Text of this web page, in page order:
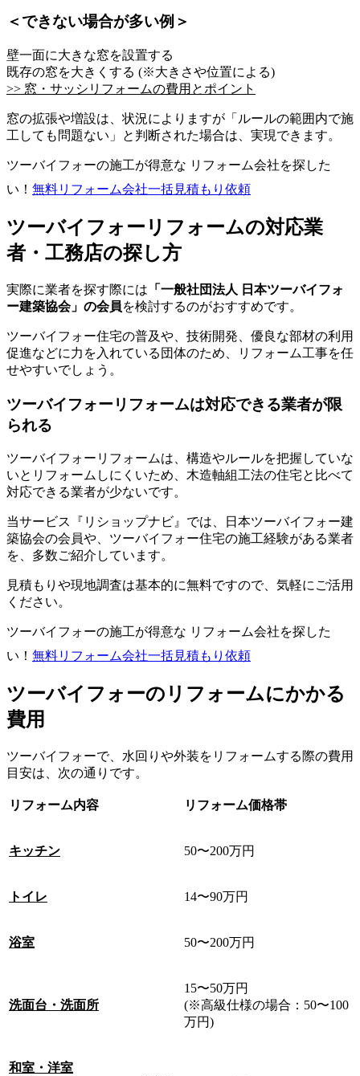
＜できない場合が多い例＞
壁一面に大きな窓を設置する
既存の窓を大きくする (※大きさや位置による)
>> 窓・サッシリフォームの費用とポイント
窓の拡張や増設は、状況によりますが「ルールの範囲内で施
工しても問題ない」と判断された場合は、実現できます。
ツーバイフォーの施工が得意な リフォーム会社を探した
い！ 無料リフォーム会社一括見積もり依頼
ツーバイフォーリフォームの対応業
者・工務店の探し方
実際に業者を探す際には 「一般社団法人 日本ツーバイフォ
ー建築協会」の会員を検討するのがおすすめです。
ツーバイフォー住宅の普及や、技術開発、優良な部材の利用
促進などに力を入れている団体のため、リフォーム工事を任
せやすいでしょう。
ツーバイフォーリフォームは対応できる業者が限
られる
ツーバイフォーリフォームは、構造やルールを把握していな
いとリフォームしにくいため、木造軸組工法の住宅と比べて
対応できる業者が少ないです。
当サービス『リショップナビ』では、日本ツーバイフォー建
築協会の会員や、ツーバイフォー住宅の施工経験がある業者
を、多数ご紹介しています。
見積もりや現地調査は基本的に無料ですので、気軽にご活用
ください。
ツーバイフォーの施工が得意な リフォーム会社を探した
い！ 無料リフォーム会社一括見積もり依頼
ツーバイフォーのリフォームにかかる
費用
ツーバイフォーで、水回りや外装をリフォームする際の費用
目安は、次の通りです。
リフォーム内容 リフォーム価格帯
キッチン 50〜200万円
トイレ 14〜90万円
浴室 50〜200万円
洗面台・洗面所
15〜50万円
(※高級仕様の場合：50〜100
万円)
和室・洋室